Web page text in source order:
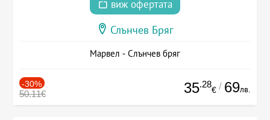
виж офертата
Слънчев Бряг
Марвел - Слънчев бряг
-30%
50.11€ 35.28
€ / 69лв.